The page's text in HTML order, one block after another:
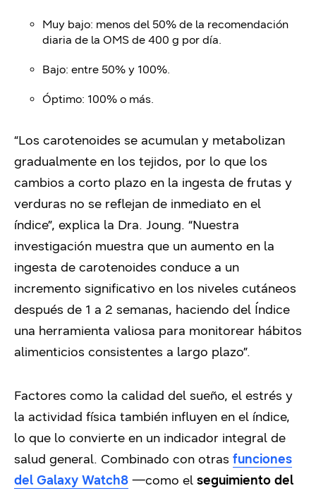
Muy bajo: menos del 50% de la recomendación
diaria de la OMS de 400 g por día.
Bajo: entre 50% y 100%.
Óptimo: 100% o más.
“Los carotenoides se acumulan y metabolizan
gradualmente en los tejidos, por lo que los
cambios a corto plazo en la ingesta de frutas y
verduras no se reflejan de inmediato en el
índice”, explica la Dra. Joung. “Nuestra
investigación muestra que un aumento en la
ingesta de carotenoides conduce a un
incremento significativo en los niveles cutáneos
después de 1 a 2 semanas, haciendo del Índice
una herramienta valiosa para monitorear hábitos
alimenticios consistentes a largo plazo”.
Factores como la calidad del sueño, el estrés y
la actividad física también influyen en el índice,
lo que lo convierte en un indicador integral de
salud general. Combinado con otras funciones
del Galaxy Watch8 —como el seguimiento del